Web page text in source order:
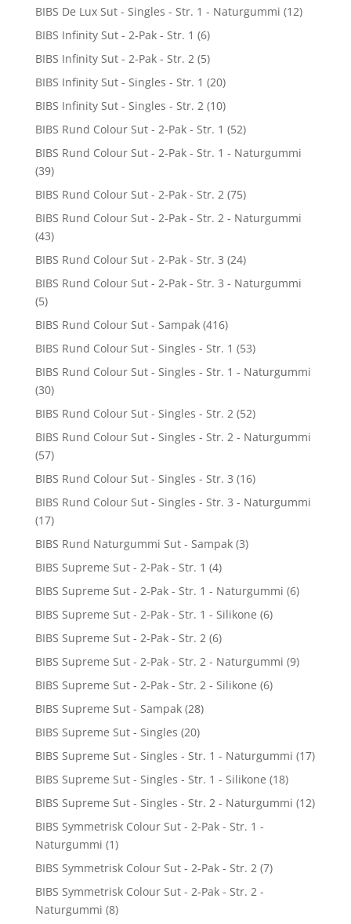
BIBS De Lux Sut - Singles - Str. 1 - Naturgummi (12)
BIBS Infinity Sut - 2-Pak - Str. 1 (6)
BIBS Infinity Sut - 2-Pak - Str. 2 (5)
BIBS Infinity Sut - Singles - Str. 1 (20)
BIBS Infinity Sut - Singles - Str. 2 (10)
BIBS Rund Colour Sut - 2-Pak - Str. 1 (52)
BIBS Rund Colour Sut - 2-Pak - Str. 1 - Naturgummi
(39)
BIBS Rund Colour Sut - 2-Pak - Str. 2 (75)
BIBS Rund Colour Sut - 2-Pak - Str. 2 - Naturgummi
(43)
BIBS Rund Colour Sut - 2-Pak - Str. 3 (24)
BIBS Rund Colour Sut - 2-Pak - Str. 3 - Naturgummi
(5)
BIBS Rund Colour Sut - Sampak (416)
BIBS Rund Colour Sut - Singles - Str. 1 (53)
BIBS Rund Colour Sut - Singles - Str. 1 - Naturgummi
(30)
BIBS Rund Colour Sut - Singles - Str. 2 (52)
BIBS Rund Colour Sut - Singles - Str. 2 - Naturgummi
(57)
BIBS Rund Colour Sut - Singles - Str. 3 (16)
BIBS Rund Colour Sut - Singles - Str. 3 - Naturgummi
(17)
BIBS Rund Naturgummi Sut - Sampak (3)
BIBS Supreme Sut - 2-Pak - Str. 1 (4)
BIBS Supreme Sut - 2-Pak - Str. 1 - Naturgummi (6)
BIBS Supreme Sut - 2-Pak - Str. 1 - Silikone (6)
BIBS Supreme Sut - 2-Pak - Str. 2 (6)
BIBS Supreme Sut - 2-Pak - Str. 2 - Naturgummi (9)
BIBS Supreme Sut - 2-Pak - Str. 2 - Silikone (6)
BIBS Supreme Sut - Sampak (28)
BIBS Supreme Sut - Singles (20)
BIBS Supreme Sut - Singles - Str. 1 - Naturgummi (17)
BIBS Supreme Sut - Singles - Str. 1 - Silikone (18)
BIBS Supreme Sut - Singles - Str. 2 - Naturgummi (12)
BIBS Symmetrisk Colour Sut - 2-Pak - Str. 1 -
Naturgummi (1)
BIBS Symmetrisk Colour Sut - 2-Pak - Str. 2 (7)
BIBS Symmetrisk Colour Sut - 2-Pak - Str. 2 -
Naturgummi (8)